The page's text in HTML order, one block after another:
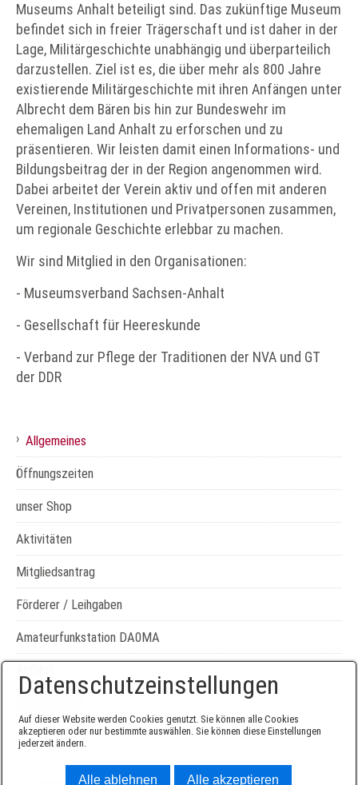
Museums Anhalt beteiligt sind. Das zukünftige Museum
befindet sich in freier Trägerschaft und ist daher in der
Lage, Militärgeschichte unabhängig und überparteilich
darzustellen. Ziel ist es, die über mehr als 800 Jahre
existierende Militärgeschichte mit ihren Anfängen unter
Albrecht dem Bären bis hin zur Bundeswehr im
ehemaligen Land Anhalt zu erforschen und zu
präsentieren. Wir leisten damit einen Informations- und
Bildungsbeitrag der in der Region angenommen wird.
Dabei arbeitet der Verein aktiv und offen mit anderen
Vereinen, Institutionen und Privatpersonen zusammen,
um regionale Geschichte erlebbar zu machen.
Wir sind Mitglied in den Organisationen:
- Museumsverband Sachsen-Anhalt
- Gesellschaft für Heereskunde
- Verband zur Pflege der Traditionen der NVA und GT
der DDR
› Allgemeines
Öffnungszeiten
unser Shop
Aktivitäten
Mitgliedsantrag
Förderer / Leihgaben
Amateurfunkstation DA0MA
Datenschutzeinstellungen
Auf dieser Website werden Cookies genutzt. Sie können alle Cookies
akzeptieren oder nur bestimmte auswählen. Sie können diese Einstellungen
jederzeit ändern.
Alle ablehnen Alle akzeptieren